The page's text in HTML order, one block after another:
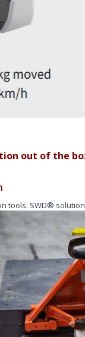
out of the
tools. SWD®